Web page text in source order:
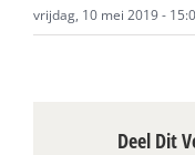
vrijdag, 10 mei 2019 -
Deel Dit